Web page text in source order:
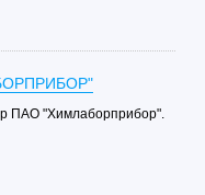
ПАО "Химлаборприбор".